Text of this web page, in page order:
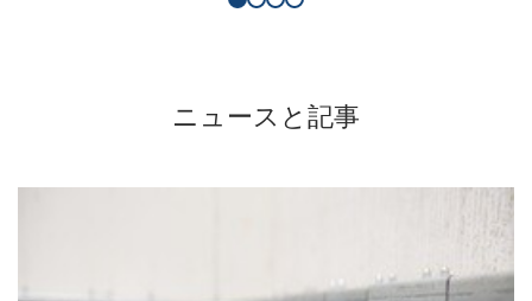
ニュースと記事